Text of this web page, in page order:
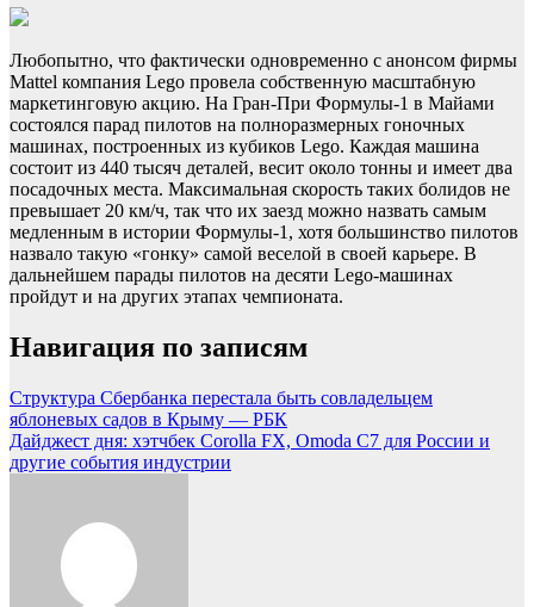
Любопытно, что фактически одновременно с анонсом фирмы
Mattel компания Lego провела собственную масштабную
маркетинговую акцию. На Гран-При Формулы-1 в Майами
состоялся парад пилотов на полноразмерных гоночных
машинах, построенных из кубиков Lego. Каждая машина
состоит из 440 тысяч деталей, весит около тонны и имеет два
посадочных места. Максимальная скорость таких болидов не
превышает 20 км/ч, так что их заезд можно назвать самым
медленным в истории Формулы-1, хотя большинство пилотов
назвало такую «гонку» самой веселой в своей карьере. В
дальнейшем парады пилотов на десяти Lego-машинах
пройдут и на других этапах чемпионата.
Навигация по записям
Структура Сбербанка перестала быть совладельцем
яблоневых садов в Крыму — РБК
Дайджест дня: хэтчбек Corolla FX, Omoda C7 для России и
другие события индустрии